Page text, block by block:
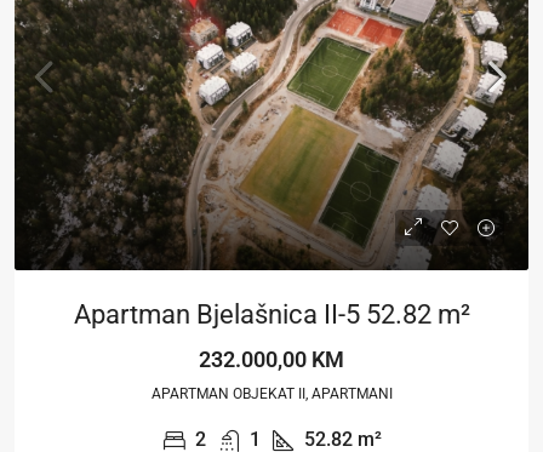
Apartman Bjelašnica II-5 52.82 m²
232.000,00 KM
APARTMAN OBJEKAT II, APARTMANI
2 1 52.82 m²